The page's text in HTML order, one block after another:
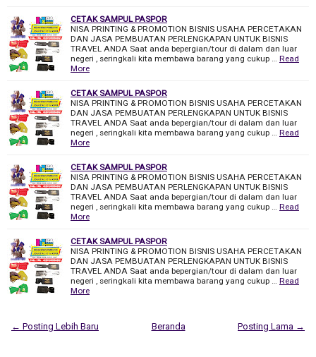
CETAK SAMPUL PASPOR
NISA PRINTING & PROMOTION BISNIS USAHA PERCETAKAN
DAN JASA PEMBUATAN PERLENGKAPAN UNTUK BISNIS
TRAVEL ANDA Saat anda bepergian/tour di dalam dan luar
negeri , seringkali kita membawa barang yang cukup …
Read
More
CETAK SAMPUL PASPOR
NISA PRINTING & PROMOTION BISNIS USAHA PERCETAKAN
DAN JASA PEMBUATAN PERLENGKAPAN UNTUK BISNIS
TRAVEL ANDA Saat anda bepergian/tour di dalam dan luar
negeri , seringkali kita membawa barang yang cukup …
Read
More
CETAK SAMPUL PASPOR
NISA PRINTING & PROMOTION BISNIS USAHA PERCETAKAN
DAN JASA PEMBUATAN PERLENGKAPAN UNTUK BISNIS
TRAVEL ANDA Saat anda bepergian/tour di dalam dan luar
negeri , seringkali kita membawa barang yang cukup …
Read
More
CETAK SAMPUL PASPOR
NISA PRINTING & PROMOTION BISNIS USAHA PERCETAKAN
DAN JASA PEMBUATAN PERLENGKAPAN UNTUK BISNIS
TRAVEL ANDA Saat anda bepergian/tour di dalam dan luar
negeri , seringkali kita membawa barang yang cukup …
Read
More
← Posting Lebih Baru Posting Lama →
Beranda